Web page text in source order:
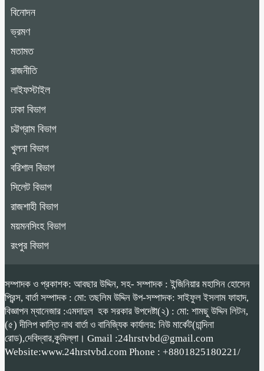
বিনোদন
ভ্রমণ
মতামত
রাজনীতি
লাইফস্টাইল
ঢাকা বিভাগ
চট্টগ্রাম বিভাগ
খুলনা বিভাগ
বরিশাল বিভাগ
সিলেট বিভাগ
রাজশাহী বিভাগ
ময়মনসিংহ বিভাগ
রংপুর বিভাগ
সম্পাদক ও প্রকাশক: আবছার উদ্দিন, সহ- সম্পাদক : ইন্জিনিয়ার মহাসিন হোসেন
প্রিন্স, বার্তা সম্পাদক : মো: তছলিম উদ্দিন উপ-সম্পাদক: সাইফুল ইসলাম ফাহাদ,
বিজ্ঞাপন ম্যানেজার :এমদাদুল হক সরকার উপদেষ্টা(২) : মো: শামছু উদ্দিন লিটন,
(৫) দীলিপ কান্তি নাথ বার্তা ও বানিজ্যিক কার্যালয়: নিউ মার্কেট(চান্দিনা
রোড),দেবিদ্বার,কুমিল্লা। Gmail :24hrstvbd@gmail.com
Website:www.24hrstvbd.com Phone : +8801825180221/